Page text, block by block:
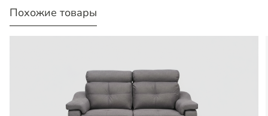
Похожие товары